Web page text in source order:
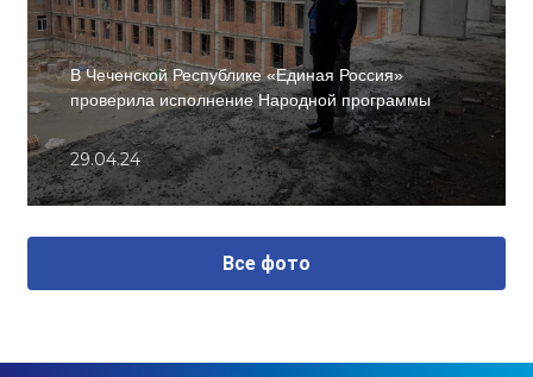
В Чеченской Республике «Единая Россия»
проверила исполнение Народной программы
29.04.24
Все фото